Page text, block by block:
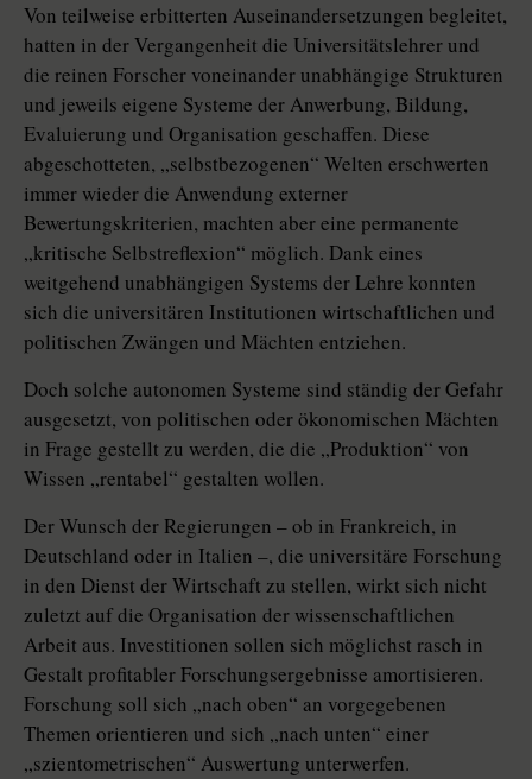
Von teilweise erbitterten Auseinandersetzungen begleitet,
hatten in der Vergangenheit die Universitätslehrer und
die reinen Forscher voneinander unabhängige Strukturen
und jeweils eigene Systeme der Anwerbung, Bildung,
Evaluierung und Organisation geschaffen. Diese
abgeschotteten, „selbstbezogenen“ Welten erschwerten
immer wieder die Anwendung externer
Bewertungskriterien, machten aber eine permanente
„kritische Selbstreflexion“ möglich. Dank eines
weitgehend unabhängigen Systems der Lehre konnten
sich die universitären Institutionen wirtschaftlichen und
politischen Zwängen und Mächten entziehen.
Doch solche autonomen Systeme sind ständig der Gefahr
ausgesetzt, von politischen oder ökonomischen Mächten
in Frage gestellt zu werden, die die „Produktion“ von
Wissen „rentabel“ gestalten wollen.
Der Wunsch der Regierungen – ob in Frankreich, in
Deutschland oder in Italien –, die universitäre Forschung
in den Dienst der Wirtschaft zu stellen, wirkt sich nicht
zuletzt auf die Organisation der wissenschaftlichen
Arbeit aus. Investitionen sollen sich möglichst rasch in
Gestalt profitabler Forschungsergebnisse amortisieren.
Forschung soll sich „nach oben“ an vorgegebenen
Themen orientieren und sich „nach unten“ einer
„szientometrischen“ Auswertung unterwerfen.